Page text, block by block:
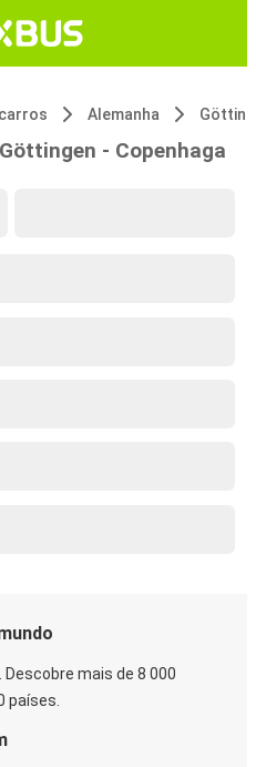
Alemanha
- Copenhaga
mais de 8 000
países.